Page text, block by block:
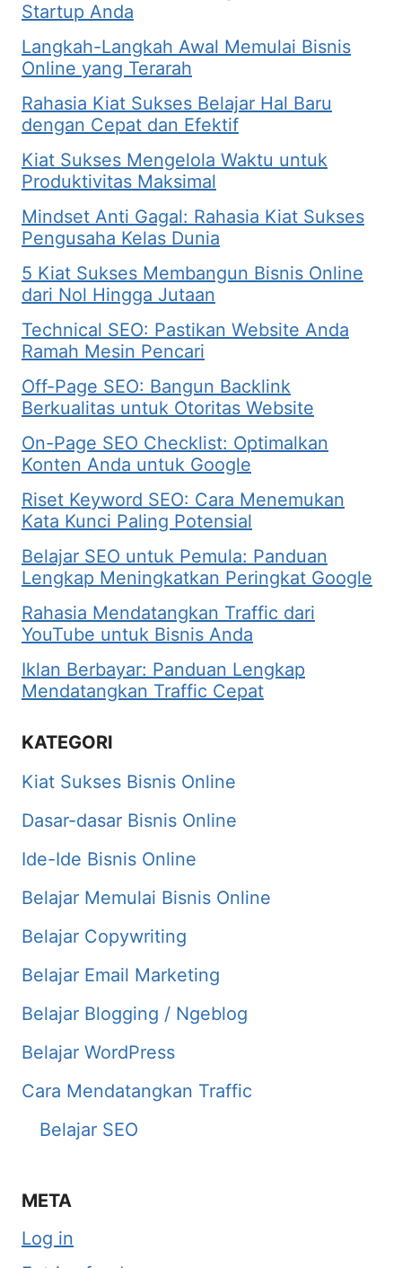
Startup Anda
Langkah-Langkah Awal Memulai Bisnis
Online yang Terarah
Rahasia Kiat Sukses Belajar Hal Baru
dengan Cepat dan Efektif
Kiat Sukses Mengelola Waktu untuk
Produktivitas Maksimal
Mindset Anti Gagal: Rahasia Kiat Sukses
Pengusaha Kelas Dunia
5 Kiat Sukses Membangun Bisnis Online
dari Nol Hingga Jutaan
Technical SEO: Pastikan Website Anda
Ramah Mesin Pencari
Off-Page SEO: Bangun Backlink
Berkualitas untuk Otoritas Website
On-Page SEO Checklist: Optimalkan
Konten Anda untuk Google
Riset Keyword SEO: Cara Menemukan
Kata Kunci Paling Potensial
Belajar SEO untuk Pemula: Panduan
Lengkap Meningkatkan Peringkat Google
Rahasia Mendatangkan Traffic dari
YouTube untuk Bisnis Anda
Iklan Berbayar: Panduan Lengkap
Mendatangkan Traffic Cepat
KATEGORI
Kiat Sukses Bisnis Online
Dasar-dasar Bisnis Online
Ide-Ide Bisnis Online
Belajar Memulai Bisnis Online
Belajar Copywriting
Belajar Email Marketing
Belajar Blogging / Ngeblog
Belajar WordPress
Cara Mendatangkan Traffic
Belajar SEO
META
Log in